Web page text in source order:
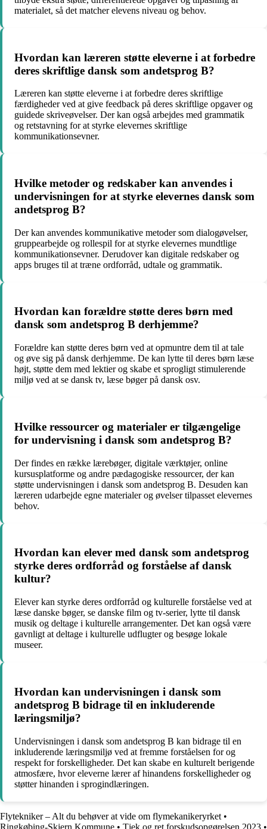
materialet, så det matcher elevens niveau og behov.
Hvordan kan læreren støtte eleverne i at forbedre
deres skriftlige dansk som andetsprog B?
Læreren kan støtte eleverne i at forbedre deres skriftlige
færdigheder ved at give feedback på deres skriftlige opgaver og
guidede skriveøvelser. Der kan også arbejdes med grammatik
og retstavning for at styrke elevernes skriftlige
kommunikationsevner.
Hvilke metoder og redskaber kan anvendes i
undervisningen for at styrke elevernes dansk som
andetsprog B?
Der kan anvendes kommunikative metoder som dialogøvelser,
gruppearbejde og rollespil for at styrke elevernes mundtlige
kommunikationsevner. Derudover kan digitale redskaber og
apps bruges til at træne ordforråd, udtale og grammatik.
Hvordan kan forældre støtte deres børn med
dansk som andetsprog B derhjemme?
Forældre kan støtte deres børn ved at opmuntre dem til at tale
og øve sig på dansk derhjemme. De kan lytte til deres børn læse
højt, støtte dem med lektier og skabe et sprogligt stimulerende
miljø ved at se dansk tv, læse bøger på dansk osv.
Hvilke ressourcer og materialer er tilgængelige
for undervisning i dansk som andetsprog B?
Der findes en række lærebøger, digitale værktøjer, online
kursusplatforme og andre pædagogiske ressourcer, der kan
støtte undervisningen i dansk som andetsprog B. Desuden kan
læreren udarbejde egne materialer og øvelser tilpasset elevernes
behov.
Hvordan kan elever med dansk som andetsprog
styrke deres ordforråd og forståelse af dansk
kultur?
Elever kan styrke deres ordforråd og kulturelle forståelse ved at
læse danske bøger, se danske film og tv-serier, lytte til dansk
musik og deltage i kulturelle arrangementer. Det kan også være
gavnligt at deltage i kulturelle udflugter og besøge lokale
museer.
Hvordan kan undervisningen i dansk som
andetsprog B bidrage til en inkluderende
læringsmiljø?
Undervisningen i dansk som andetsprog B kan bidrage til en
inkluderende læringsmiljø ved at fremme forståelsen for og
respekt for forskelligheder. Det kan skabe en kulturelt berigende
atmosfære, hvor eleverne lærer af hinandens forskelligheder og
støtter hinanden i sprogindlæringen.
Flytekniker – Alt du behøver at vide om flymekanikeryrket •
Ringkøbing-Skjern Kommune • Tjek og ret forskudsopgørelsen 2023 •